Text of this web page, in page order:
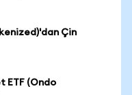
Çin
ETF (Ondo